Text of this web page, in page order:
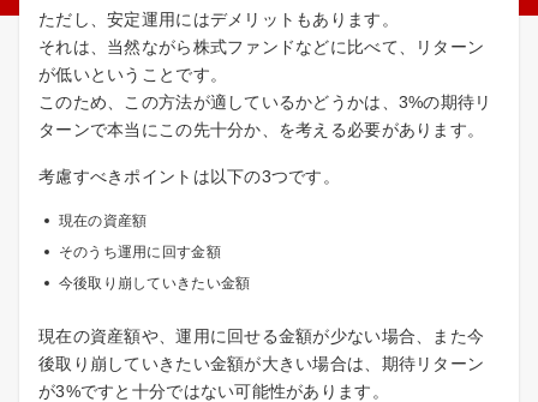
ただし、安定運用にはデメリットもあります。
それは、当然ながら株式ファンドなどに比べて、リターン
が低いということです。
このため、この方法が適しているかどうかは、3%の期待リ
ターンで本当にこの先十分か、を考える必要があります。
考慮すべきポイントは以下の3つです。
現在の資産額
そのうち運用に回す金額
今後取り崩していきたい金額
現在の資産額や、運用に回せる金額が少ない場合、また今
後取り崩していきたい金額が大きい場合は、期待リターン
が3%ですと十分ではない可能性があります。